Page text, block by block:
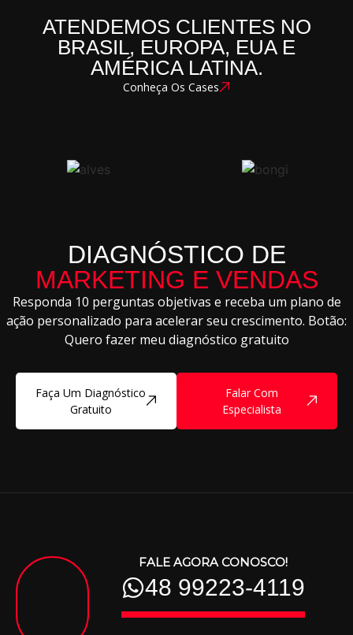
ATENDEMOS CLIENTES NO
BRASIL, EUROPA, EUA E
AMÉRICA LATINA.
Conheça Os Cases
DIAGNÓSTICO DE
MARKETING E VENDAS
Responda 10 perguntas objetivas e receba um plano de
ação personalizado para acelerar seu crescimento. Botão:
Quero fazer meu diagnóstico gratuito
Faça Um Diagnóstico
Gratuito
Falar Com
Especialista
FALE AGORA CONOSCO!
48 99223-4119